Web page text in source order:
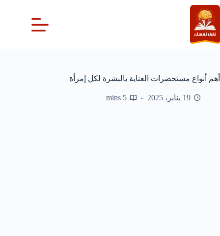
التجاوز
إلى
المحتوى
أهم أنواع مستحضرات العناية بالبشرة لكل إمرأة
19 يناير، 2025 5 mins